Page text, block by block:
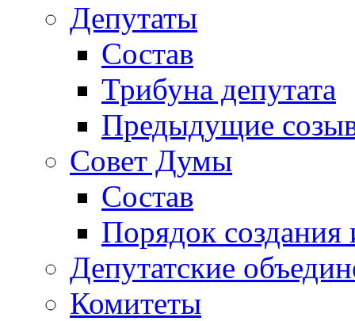
Депутаты
Состав
Трибуна депутата
Предыдущие
Совет Думы
Состав
Порядок создания
Депутатские
Комитеты